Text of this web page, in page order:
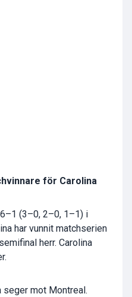
för Carolina
(3–0, 2–0, 1–1) i
har vunnit matchserien
herr. Carolina
seger mot Montreal.